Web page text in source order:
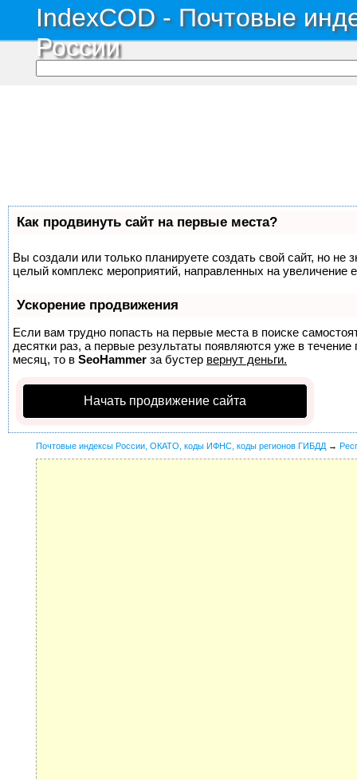
IndexCOD - Почтовые
России
Как продвинуть сайт на первые места?
Вы создали или только планируете создать свой сайт, но не
целый комплекс мероприятий, направленных на увеличение
Ускорение продвижения
Если вам трудно попасть на первые места в поиске
десятки раз, а первые результаты появляются уже в
месяц, то в SeoHammer за бустер вернут деньги.
Начать продвижение сайта
Почтовые индексы России, ОКАТО, коды ИФНС, коды регионов ГИБДД →